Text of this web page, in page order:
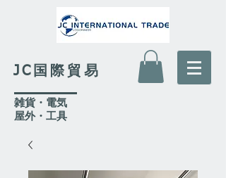
JC国際貿易
​雑貨・電気
​屋外・工具